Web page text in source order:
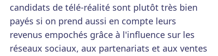
candidats de télé-réalité sont plutôt très bien
payés si on prend aussi en compte leurs
revenus empochés grâce à l'influence sur les
réseaux sociaux, aux partenariats et aux ventes